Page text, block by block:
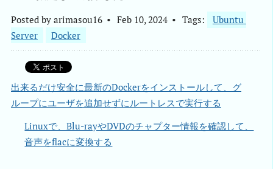
Posted by arimasou16 Feb 10, 2024 Tags:
Ubuntu
Server
Docker
出来るだけ安全に最新のDockerをインストールして、グ
ループにユーザを追加せずにルートレスで実行する
Linuxで、Blu-rayやDVDのチャプター情報を確認して、
音声をflacに変換する